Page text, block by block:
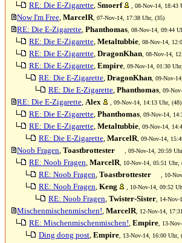
RE: Die E-Zigarette, Smoerf , 08-Nov-14, 18:43
Now I'm Free, MarcelR , 07-Nov-14, 17:38 Uhr, (35)
RE: Die E-Zigarette, Phanthomas , 08-Nov-14, 09:44
RE: Die E-Zigarette, Metaltubbie , 08-Nov-14,
RE: Die E-Zigarette, DragonKhan , 08-Nov-14,
RE: Die E-Zigarette, Empire , 09-Nov-14, 01:30
RE: Die E-Zigarette, DragonKhan , 09-Nov-
RE: Die E-Zigarette, Phanthomas , 09-
RE: Die E-Zigarette, Alex , 09-Nov-14, 14:13 Uhr, (48)
RE: Die E-Zigarette, Phanthomas , 09-Nov-14,
RE: Die E-Zigarette, Metaltubbie , 09-Nov-14,
RE: Die E-Zigarette, MarcelR , 09-Nov-14,
Noob Fragen, Toastbrottester , 09-Nov-14, 20:59
RE: Noob Fragen, MarcelR , 10-Nov-14, 05:51 Uhr,
RE: Noob Fragen, Toastbrottester , 10-
RE: Noob Fragen, Keng , 10-Nov-14, 09:52
RE: Noob Fragen, Twister-Sister , 14-
Mischenmischenmischen!, MarcelR , 12-Nov-14,
RE: Mischenmischenmischen!, Empire , 13-
Ding dong post, Empire , 13-Nov-14, 16:00 Uhr,